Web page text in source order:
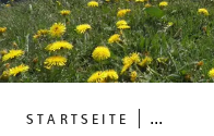
STARTSEITE ...